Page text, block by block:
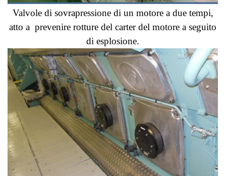
Valvole di sovrapressione di un motore a due tempi,
atto a prevenire rotture del carter del motore a seguito
di esplosione.